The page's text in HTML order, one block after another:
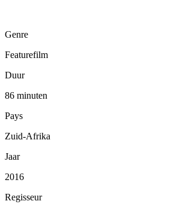
Genre
Featurefilm
Duur
86 minuten
Pays
Zuid-Afrika
Jaar
2016
Regisseur